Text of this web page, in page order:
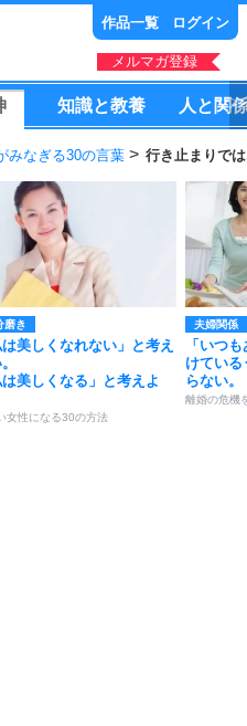
作品一覧 ログイン
メルマガ登録
知識と教養 人 と 関
みなぎる30の言葉 行き止まりで
磨き
は美しくなれない」と考え
は美しくなる」と考えよ
女性になる30の方法
夫婦関係
「いつ
けてい
らない。
離婚の危機